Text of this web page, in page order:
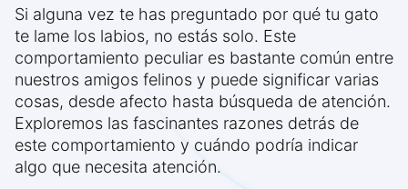
Si alguna vez te has preguntado por qué tu gato
te lame los labios, no estás solo. Este
comportamiento peculiar es bastante común entre
nuestros amigos felinos y puede significar varias
cosas, desde afecto hasta búsqueda de atención.
Exploremos las fascinantes razones detrás de
este comportamiento y cuándo podría indicar
algo que necesita atención.